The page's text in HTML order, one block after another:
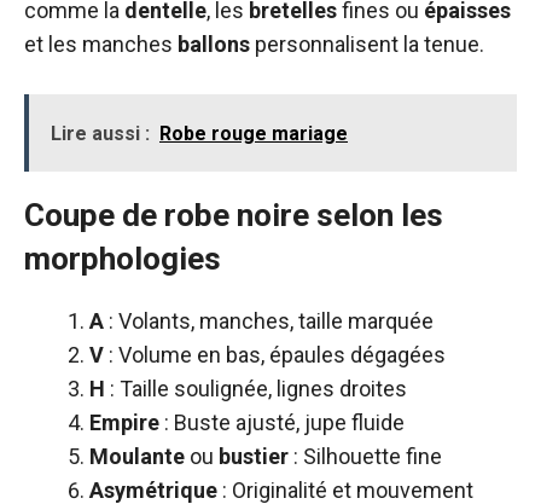
comme la dentelle, les bretellesfines ou épaisses
et les manches ballons personnalisent la tenue.
Lire aussi : Robe rouge mariage
Coupe de robe noire selon les
morphologies
A : Volants, manches, taille marquée
V : Volume en bas, épaules dégagées
H : Taille soulignée, lignes droites
Empire : Buste ajusté, jupe fluide
Moulante ou bustier : Silhouette fine
Asymétrique : Originalité et mouvement